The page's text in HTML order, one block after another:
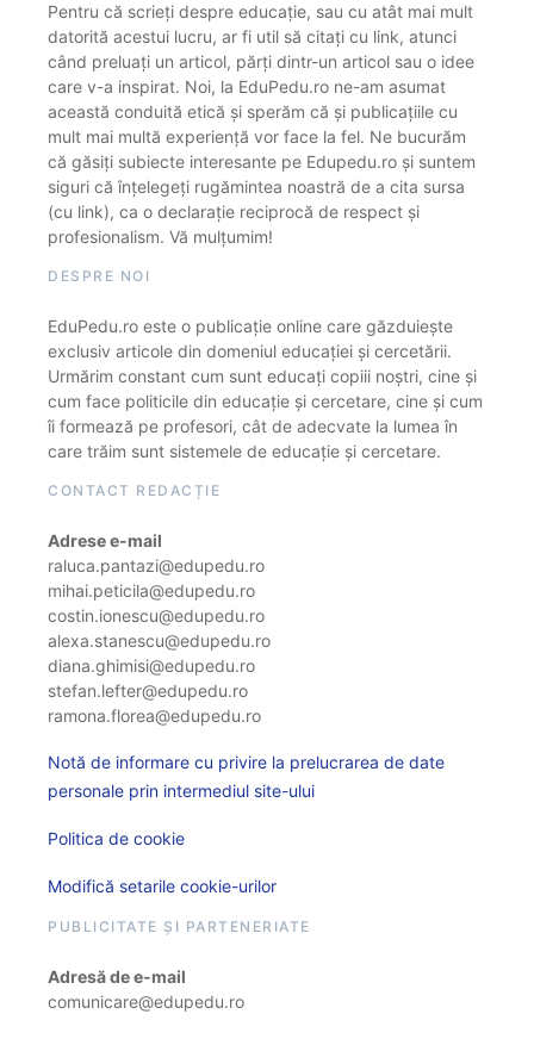
Pentru că scrieți despre educație, sau cu atât mai mult
datorită acestui lucru, ar fi util să citați cu link, atunci
când preluați un articol, părți dintr-un articol sau o idee
care v-a inspirat. Noi, la EduPedu.ro ne-am asumat
această conduită etică și sperăm că și publicațiile cu
mult mai multă experiență vor face la fel. Ne bucurăm
că găsiți subiecte interesante pe Edupedu.ro și suntem
siguri că înțelegeți rugămintea noastră de a cita sursa
(cu link), ca o declarație reciprocă de respect și
profesionalism. Vă mulțumim!
DESPRE NOI
EduPedu.ro este o publicație online care găzduiește
exclusiv articole din domeniul educației și cercetării.
Urmărim constant cum sunt educați copiii noștri, cine și
cum face politicile din educație și cercetare, cine și cum
îi formează pe profesori, cât de adecvate la lumea în
care trăim sunt sistemele de educație și cercetare.
CONTACT REDACȚIE
Adrese e-mail
raluca.pantazi@edupedu.ro
mihai.peticila@edupedu.ro
costin.ionescu@edupedu.ro
alexa.stanescu@edupedu.ro
diana.ghimisi@edupedu.ro
stefan.lefter@edupedu.ro
ramona.florea@edupedu.ro
Notă de informare cu privire la prelucrarea de date
personale prin intermediul site-ului
Politica de cookie
Modifică setarile cookie-urilor
PUBLICITATE ȘI PARTENERIATE
Adresă de e-mail
comunicare@edupedu.ro